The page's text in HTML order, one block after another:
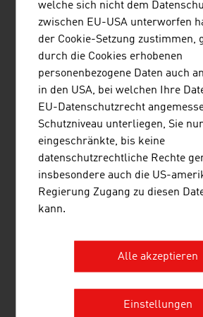
FORSCHUNG
Der forschungsintensive
Durchschnitt rund 25% seines
Technologie und Innovation. Mit
gehört die zivile Luftfahrt weltweit zu
forschungsintensivsten Branchen,
Pharmaindustrie.
Diese Forschungsinvestitionen
sehr hohe Effizienz aus. Der Umsatz
erreicht einen Anteil von rund 45%
komfortabler“ besteht eine sehr
welche sich nicht dem
zwischen EU-USA unterworfen
der Cookie-Setzung zustimmen,
durch die Cookies erhobenen
personenbezogene Daten auch
in den USA, bei welchen Ihre
EU-Datenschutzrecht
Schutzniveau unterliegen, Sie nur
eingeschränkte, bis keine
datenschutzrechtliche Rechte
insbesondere auch die US-
Regierung Zugang zu diesen
kann.
Alle akzeptieren
Einstellungen